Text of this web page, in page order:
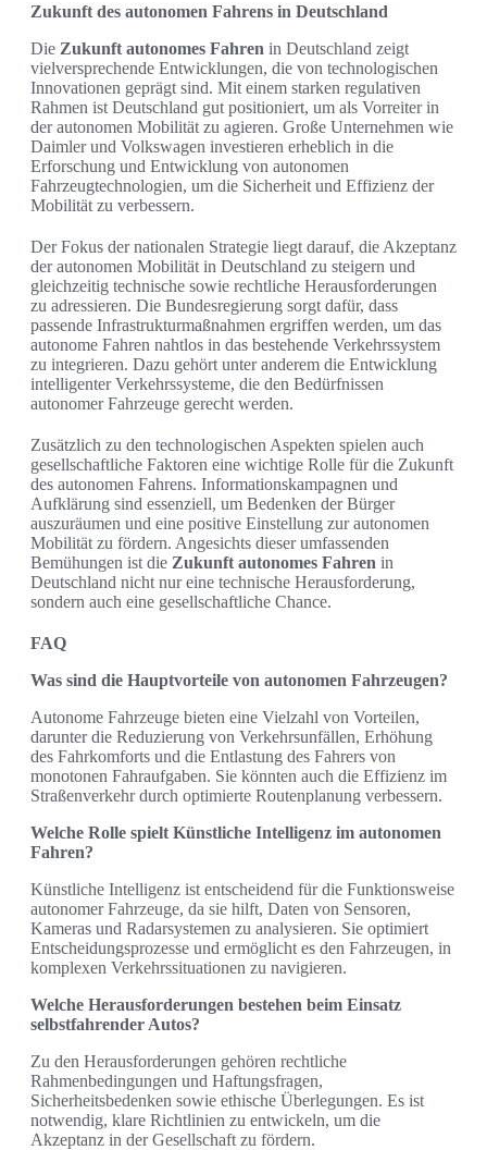
Zukunft des autonomen Fahrens in Deutschland
Die Zukunft autonomes Fahren in Deutschland zeigt
vielversprechende Entwicklungen, die von technologischen
Innovationen geprägt sind. Mit einem starken regulativen
Rahmen ist Deutschland gut positioniert, um als Vorreiter in
der autonomen Mobilität zu agieren. Große Unternehmen wie
Daimler und Volkswagen investieren erheblich in die
Erforschung und Entwicklung von autonomen
Fahrzeugtechnologien, um die Sicherheit und Effizienz der
Mobilität zu verbessern.
Der Fokus der nationalen Strategie liegt darauf, die Akzeptanz
der autonomen Mobilität in Deutschland zu steigern und
gleichzeitig technische sowie rechtliche Herausforderungen
zu adressieren. Die Bundesregierung sorgt dafür, dass
passende Infrastrukturmaßnahmen ergriffen werden, um das
autonome Fahren nahtlos in das bestehende Verkehrssystem
zu integrieren. Dazu gehört unter anderem die Entwicklung
intelligenter Verkehrssysteme, die den Bedürfnissen
autonomer Fahrzeuge gerecht werden.
Zusätzlich zu den technologischen Aspekten spielen auch
gesellschaftliche Faktoren eine wichtige Rolle für die Zukunft
des autonomen Fahrens. Informationskampagnen und
Aufklärung sind essenziell, um Bedenken der Bürger
auszuräumen und eine positive Einstellung zur autonomen
Mobilität zu fördern. Angesichts dieser umfassenden
Bemühungen ist die Zukunft autonomes Fahren in
Deutschland nicht nur eine technische Herausforderung,
sondern auch eine gesellschaftliche Chance.
FAQ
Was sind die Hauptvorteile von autonomen Fahrzeugen?
Autonome Fahrzeuge bieten eine Vielzahl von Vorteilen,
darunter die Reduzierung von Verkehrsunfällen, Erhöhung
des Fahrkomforts und die Entlastung des Fahrers von
monotonen Fahraufgaben. Sie könnten auch die Effizienz im
Straßenverkehr durch optimierte Routenplanung verbessern.
Welche Rolle spielt Künstliche Intelligenz im autonomen
Fahren?
Künstliche Intelligenz ist entscheidend für die Funktionsweise
autonomer Fahrzeuge, da sie hilft, Daten von Sensoren,
Kameras und Radarsystemen zu analysieren. Sie optimiert
Entscheidungsprozesse und ermöglicht es den Fahrzeugen, in
komplexen Verkehrssituationen zu navigieren.
Welche Herausforderungen bestehen beim Einsatz
selbstfahrender Autos?
Zu den Herausforderungen gehören rechtliche
Rahmenbedingungen und Haftungsfragen,
Sicherheitsbedenken sowie ethische Überlegungen. Es ist
notwendig, klare Richtlinien zu entwickeln, um die
Akzeptanz in der Gesellschaft zu fördern.